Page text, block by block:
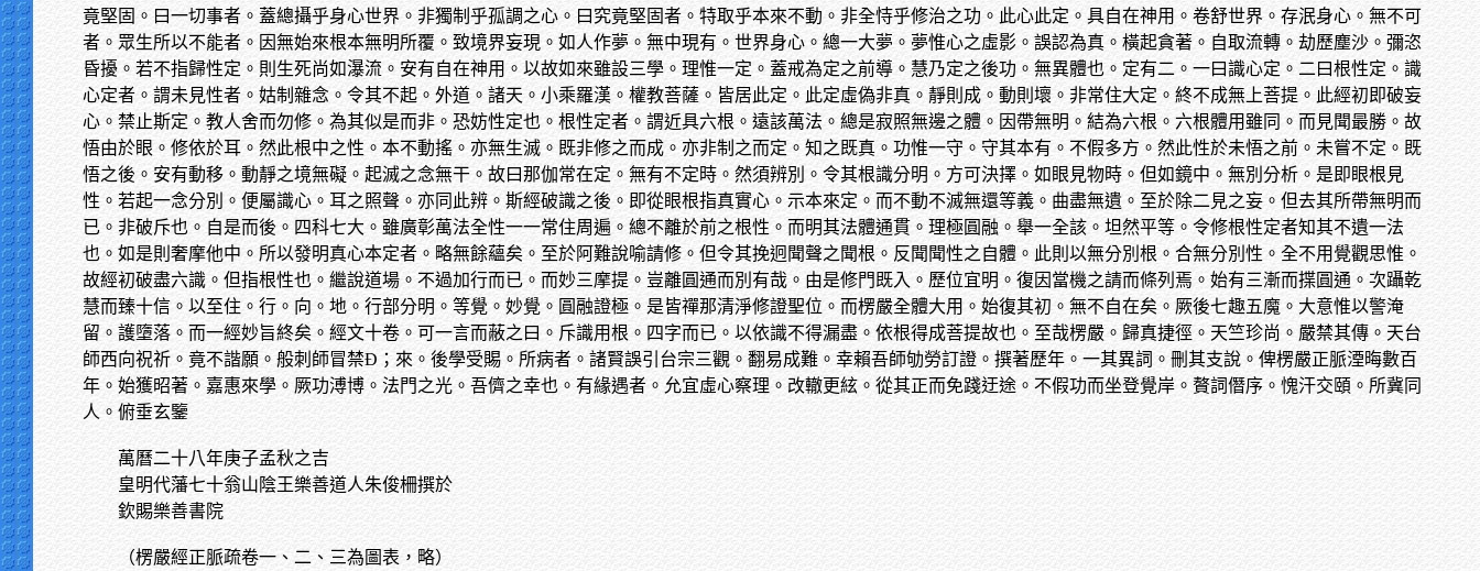
竟堅固。曰一切事者。蓋總攝乎身心世界。非獨制乎孤調之心。曰究竟堅固者。特取乎本來不動。非全恃乎修治之功。此心此定。具自在神用。卷舒世界。存泯身心。無不可
者。眾生所以不能者。因無始來根本無明所覆。致境界妄現。如人作夢。無中現有。世界身心。總一大夢。夢惟心之虛影。誤認為真。橫起貪著。自取流轉。劫歷塵沙。彌恣
昏擾。若不指歸性定。則生死尚如瀑流。安有自在神用。以故如來雖設三學。理惟一定。蓋戒為定之前導。慧乃定之後功。無異體也。定有二。一曰識心定。二曰根性定。識
心定者。謂未見性者。姑制雜念。令其不起。外道。諸天。小乘羅漢。權教菩薩。皆居此定。此定虛偽非真。靜則成。動則壞。非常住大定。終不成無上菩提。此經初即破妄
心。禁止斯定。教人舍而勿修。為其似是而非。恐妨性定也。根性定者。謂近具六根。遠該萬法。總是寂照無邊之體。因帶無明。結為六根。六根體用雖同。而見聞最勝。故
悟由於眼。修依於耳。然此根中之性。本不動搖。亦無生滅。既非修之而成。亦非制之而定。知之既真。功惟一守。守其本有。不假多方。然此性於未悟之前。未嘗不定。既
悟之後。安有動移。動靜之境無礙。起滅之念無干。故曰那伽常在定。無有不定時。然須辨別。令其根識分明。方可決擇。如眼見物時。但如鏡中。無別分析。是即眼根見
性。若起一念分別。便屬識心。耳之照聲。亦同此辨。斯經破識之後。即從眼根指真實心。示本來定。而不動不滅無還等義。曲盡無遺。至於除二見之妄。但去其所帶無明而
已。非破斥也。自是而後。四科七大。雖廣彰萬法全性一一常住周遍。總不離於前之根性。而明其法體通貫。理極圓融。舉一全該。坦然平等。令修根性定者知其不遺一法
也。如是則奢摩他中。所以發明真心本定者。略無餘蘊矣。至於阿難說喻請修。但令其挽迥聞聲之聞根。反聞聞性之自體。此則以無分別根。合無分別性。全不用覺觀思惟。
故經初破盡六識。但指根性也。繼說道場。不過加行而已。而妙三摩提。豈離圓通而別有哉。由是修門既入。歷位宜明。復因當機之請而條列焉。始有三漸而揲圓通。次躡乾
慧而臻十信。以至住。行。向。地。行部分明。等覺。妙覺。圓融證極。是皆禪那清淨修證聖位。而楞嚴全體大用。始復其初。無不自在矣。厥後七趣五魔。大意惟以警淹
留。護墮落。而一經妙旨終矣。經文十卷。可一言而蔽之曰。斥識用根。四字而已。以依識不得漏盡。依根得成菩提故也。至哉楞嚴。歸真捷徑。天竺珍尚。嚴禁其傳。天台
師西向祝祈。竟不諧願。般刺師冒禁Ð；來。後學受賜。所病者。諸賢誤引台宗三觀。翻易成難。幸賴吾師劬勞訂證。撰著歷年。一其異詞。刪其支說。俾楞嚴正脈湮晦數百
年。始獲昭著。嘉惠來學。厥功溥博。法門之光。吾儕之幸也。有緣遇者。允宜虛心察理。改轍更絃。從其正而免踐迂途。不假功而坐登覺岸。贅詞僭序。愧汗交頤。所冀同
人。俯垂玄鑒
萬曆二十八年庚子孟秋之吉
皇明代藩七十翁山陰王樂善道人朱俊柵撰於
欽賜樂善書院
（楞嚴經正脈疏卷一、二、三為圖表，略）